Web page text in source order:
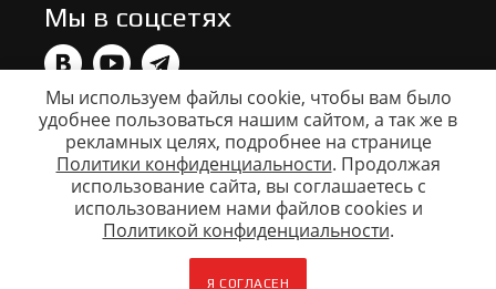
Мы в соцсетях
Данный сайт носит исключительно информационный
характер. Все представленные предложения не
являются офертой, определяемой статьей 437 ГК РФ.
Для получения подробной информации свяжитесь с
вашим дилером. Copyright © ООО Катер, info@vboats.ru
Моторные лодки Volzhanka (Волжанка), Voyager, FishPro
(ФишПро), YAVA. Алюминиевые моторные лодки и
Мы используем файлы cookie, чтобы вам было
удобнее пользоваться нашим сайтом, а так же в
рекламных целях, подробнее на странице
Политики конфиденциальности. Продолжая
использование сайта, вы соглашаетесь c
использованием нами файлов cookies и
Политикой конфиденциальности.
Я СОГЛАСЕН